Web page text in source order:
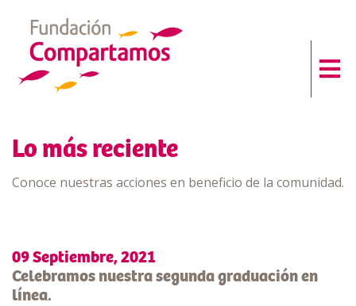
Lo más reciente
Conoce nuestras acciones en beneficio de la comunidad.
09 Septiembre, 2021
Celebramos nuestra segunda graduación en
línea.